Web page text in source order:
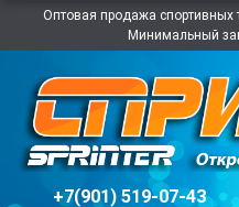
Оптовая продажа спортивных
Минимальный
+7(901) 519-07-43